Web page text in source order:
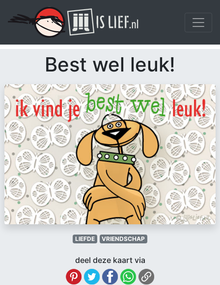
Best wel leuk!
LIEFDE VRIENDSCHAP
deel deze kaart via